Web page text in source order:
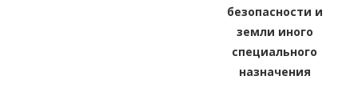
безопасности и
земли иного
специального
назначения